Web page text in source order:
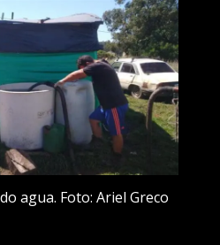
agua. Foto: Ariel Greco